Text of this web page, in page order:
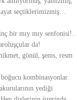
seçtiklerimizmiş…
bir mıy mıy senfonisi!..
da!
gönül, şems, resm
kombinasyonlar.
yediği